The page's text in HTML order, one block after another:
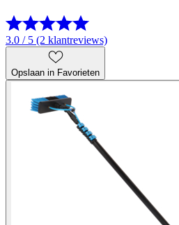
3.0 / 5 (2 klantreviews)
Opslaan in Favorieten